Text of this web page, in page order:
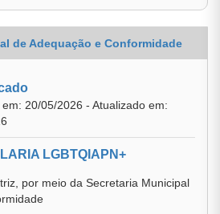
de Adequação e Conformidade
em: 20/05/2026 - Atualizado em:
LGBTQIAPN+
por meio da Secretaria Municipal